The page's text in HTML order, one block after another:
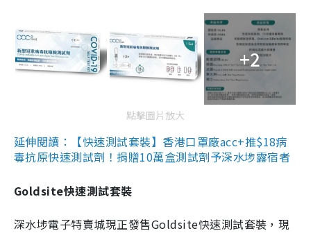
+2
點擊圖片放大
延伸閱讀：【快速測試套裝】香港口罩廠acc+推$18病
毒抗原快速測試劑！捐贈10萬盒測試劑予深水埗露宿者
Goldsite快速測試套裝
深水埗電子特賣城現正發售Goldsite快速測試套裝，現